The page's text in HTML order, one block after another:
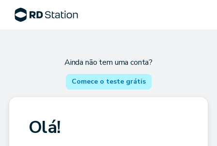
Ainda não tem uma conta?
Comece o teste grátis
Olá!